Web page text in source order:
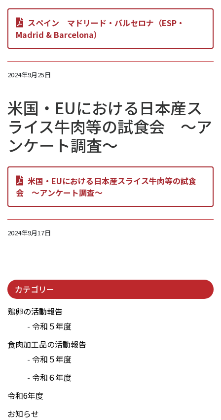
スペイン マドリード・バルセロナ（ESP・
Madrid & Barcelona）
2024年9月25日
米国・EUにおける日本産ス
ライス牛肉等の試食会 ～ア
ンケート調査～
米国・EUにおける日本産スライス牛肉等の試食
会 ～アンケート調査～
2024年9月17日
カテゴリー
鶏卵の活動報告
令和５年度
食肉加工品の活動報告
令和５年度
令和６年度
令和6年度
お知らせ